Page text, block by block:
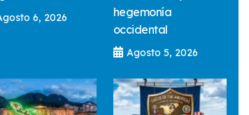
6, 2026
hegemonía
occidental
Agosto 5, 2026